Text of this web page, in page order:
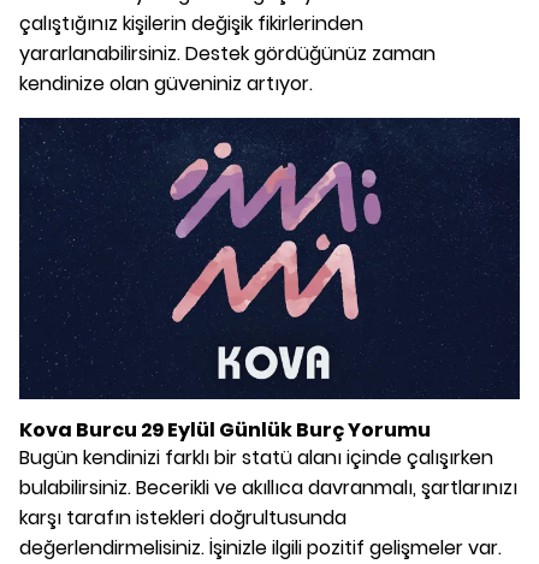
çalıştığınız kişilerin değişik fikirlerinden
yararlanabilirsiniz. Destek gördüğünüz zaman
kendinize olan güveniniz artıyor.
Kova Burcu 29 Eylül Günlük Burç Yorumu
Bugün kendinizi farklı bir statü alanı içinde çalışırken
bulabilirsiniz. Becerikli ve akıllıca davranmalı, şartlarınızı
karşı tarafın istekleri doğrultusunda
değerlendirmelisiniz. İşinizle ilgili pozitif gelişmeler var.